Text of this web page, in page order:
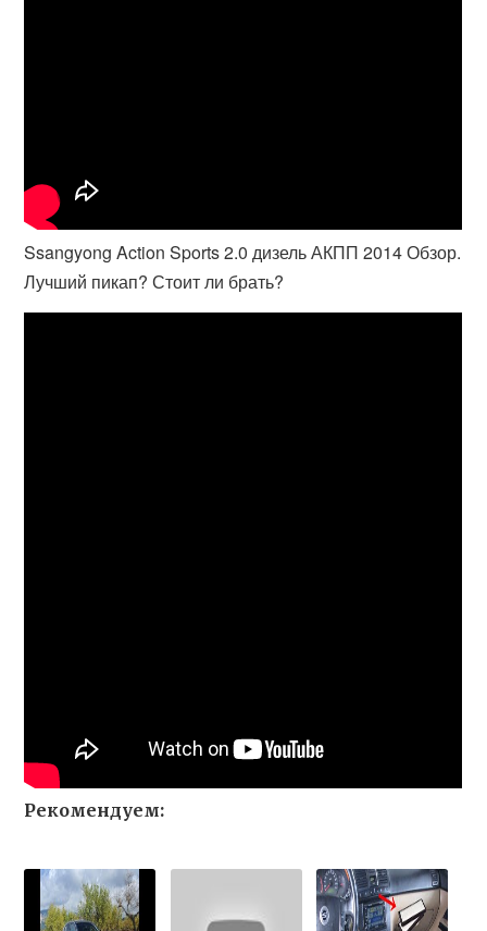
Ssangyong Action Sports 2.0 дизель АКПП 2014 Обзор.
Лучший пикап? Стоит ли брать?
Рекомендуем: